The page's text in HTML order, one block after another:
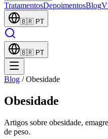
TratamentosDepoimentosBlog
🇧🇷 PT
🇧🇷 PT
Blog /Obesidade
Obesidade
Artigos sobre obesidade,
de peso.